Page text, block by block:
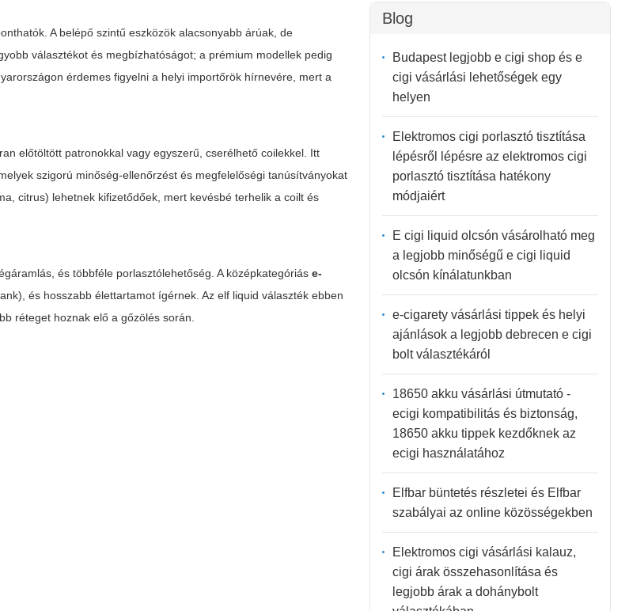
A belépő szintű eszközök alacsonyabb árúak, de
választékot és megbízhatóságot; a prémium modellek pedig
érdemes figyelni a helyi importőrök hírnevére, mert a
előtöltött patronokkal vagy egyszerű, cserélhető coilekkel. Itt
szigorú minőség-ellenőrzést és megfelelőségi tanúsítványokat
citrus) lehetnek kifizetődőek, mert kevésbé terhelik a coilt és
és többféle porlasztólehetőség. A középkategóriáse-
és hosszabb élettartamot ígérnek. Azelf liquid választék ebben
réteget hoznak elő a gőzölés során.
Blog
Budapest legjobb e cigi shop és e
cigi vásárlási lehetőségek egy
helyen
Elektromos cigi porlasztó tisztítása
lépésről lépésre az elektromos cigi
porlasztó tisztítása hatékony
módjaiért
E cigi liquid olcsón vásárolható meg
a legjobb minőségű e cigi liquid
olcsón kínálatunkban
e-cigarety vásárlási tippek és helyi
ajánlások a legjobb debrecen e cigi
bolt választékáról
18650 akku vásárlási útmutató -
ecigi kompatibilitás és biztonság,
18650 akku tippek kezdőknek az
ecigi használatához
Elfbar büntetés részletei és Elfbar
szabályai az online közösségekben
Elektromos cigi vásárlási kalauz,
cigi árak összehasonlítása és
legjobb árak a dohánybolt